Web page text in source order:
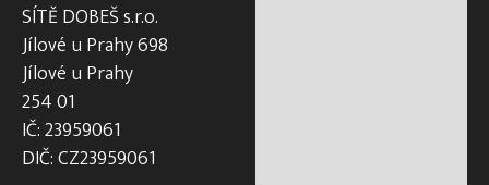
SÍTĚ DOBEŠ s.r.o.
Jílové u Prahy 698
Jílové u Prahy
254 01
IČ: 23959061
DIČ: CZ23959061